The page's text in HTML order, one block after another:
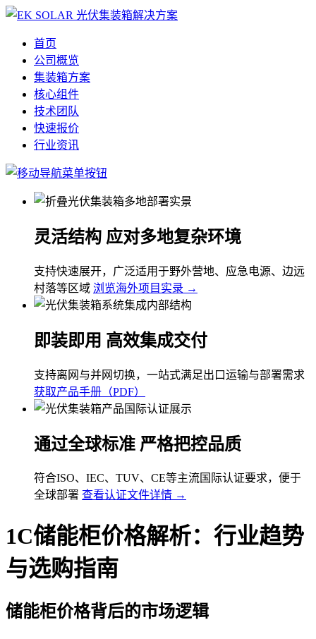
首页
公司概览
集装箱方案
核心组件
技术团队
快速报价
行业资讯
灵活结构 应对多地复杂环境
支持快速展开，广泛适用于野外营地、应急电源、边远
村落等区域 浏览海外项目实录 →
即装即用 高效集成交付
支持离网与并网切换，一站式满足出口运输与部署需求
获取产品手册（PDF）
通过全球标准 严格把控品质
符合ISO、IEC、TUV、CE等主流国际认证要求，便于
全球部署 查看认证文件详情 →
1C储能柜价格解析：行业趋势
与选购指南
储能柜价格背后的市场逻辑